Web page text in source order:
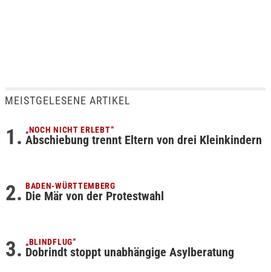
MEISTGELESENE ARTIKEL
„NOCH NICHT ERLEBT“
Abschiebung trennt Eltern von drei Kleinkindern
BADEN-WÜRTTEMBERG
Die Mär von der Protestwahl
„BLINDFLUG“
Dobrindt stoppt unabhängige Asylberatung